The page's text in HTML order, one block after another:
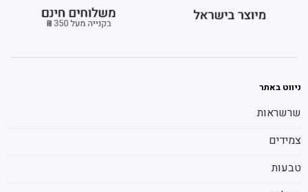
ניווט באתר
שרשראות
צמידים
טבעות